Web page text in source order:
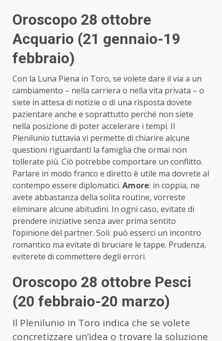
Oroscopo 28 ottobre
Acquario (21 gennaio-19
febbraio)
Con la Luna Piena in Toro, se volete dare il via a un
cambiamento – nella carriera o nella vita privata – o
siete in attesa di notizie o di una risposta dovete
pazientare anche e soprattutto perché non siete
nella posizione di poter accelerare i tempi. Il
Plenilunio tuttavia vi permette di chiarire alcune
questioni riguardanti la famiglia che ormai non
tollerate più. Ciò potrebbe comportare un conflitto.
Parlare in modo franco e diretto è utile ma dovrete al
contempo essere diplomatici. Amore: in coppia, ne
avete abbastanza della solita routine, vorreste
eliminare alcune abitudini. In ogni caso, evitate di
prendere iniziative senza aver prima sentito
l’opinione del partner. Soli: può esserci un incontro
romantico ma evitate di bruciare le tappe. Prudenza,
eviterete di commettere degli errori.
Oroscopo 28 ottobre Pesci
(20 febbraio-20 marzo)
Il Plenilunio in Toro indica che se volete
concretizzare un’idea o trovare la soluzione